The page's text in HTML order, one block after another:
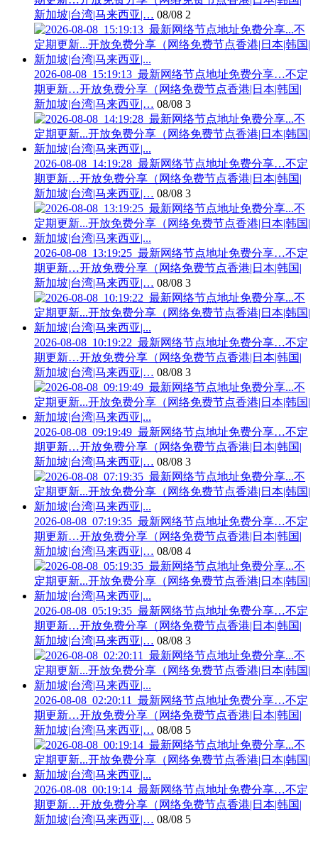
新加坡|台湾|马来西亚|… 08/08 2
2026-08-08_15:19:13_最新网络节点地址免费分享…不定
期更新…开放免费分享（网络免费节点香港|日本|韩国|
新加坡|台湾|马来西亚|… 08/08 3
2026-08-08_14:19:28_最新网络节点地址免费分享…不定
期更新…开放免费分享（网络免费节点香港|日本|韩国|
新加坡|台湾|马来西亚|… 08/08 3
2026-08-08_13:19:25_最新网络节点地址免费分享…不定
期更新…开放免费分享（网络免费节点香港|日本|韩国|
新加坡|台湾|马来西亚|… 08/08 3
2026-08-08_10:19:22_最新网络节点地址免费分享…不定
期更新…开放免费分享（网络免费节点香港|日本|韩国|
新加坡|台湾|马来西亚|… 08/08 3
2026-08-08_09:19:49_最新网络节点地址免费分享…不定
期更新…开放免费分享（网络免费节点香港|日本|韩国|
新加坡|台湾|马来西亚|… 08/08 3
2026-08-08_07:19:35_最新网络节点地址免费分享…不定
期更新…开放免费分享（网络免费节点香港|日本|韩国|
新加坡|台湾|马来西亚|… 08/08 4
2026-08-08_05:19:35_最新网络节点地址免费分享…不定
期更新…开放免费分享（网络免费节点香港|日本|韩国|
新加坡|台湾|马来西亚|… 08/08 3
2026-08-08_02:20:11_最新网络节点地址免费分享…不定
期更新…开放免费分享（网络免费节点香港|日本|韩国|
新加坡|台湾|马来西亚|… 08/08 5
2026-08-08_00:19:14_最新网络节点地址免费分享…不定
期更新…开放免费分享（网络免费节点香港|日本|韩国|
新加坡|台湾|马来西亚|… 08/08 5